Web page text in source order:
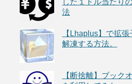
した１ドル当たり
法
【Lhaplus】で拡
解凍する方法。
【断捨離】ブック